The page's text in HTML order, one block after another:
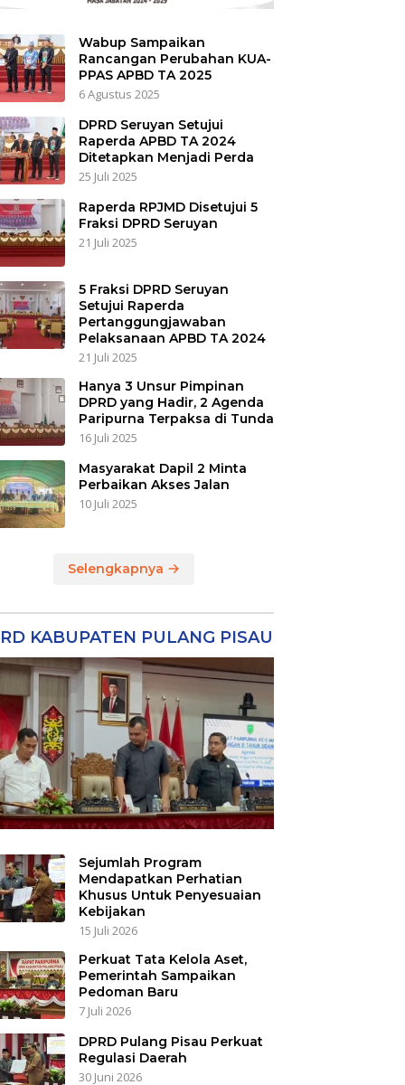
Wabup Sampaikan
Rancangan Perubahan KUA-
PPAS APBD TA 2025
6 Agustus 2025
DPRD Seruyan Setujui
Raperda APBD TA 2024
Ditetapkan Menjadi Perda
25 Juli 2025
Raperda RPJMD Disetujui 5
Fraksi DPRD Seruyan
21 Juli 2025
5 Fraksi DPRD Seruyan
Setujui Raperda
Pertanggungjawaban
Pelaksanaan APBD TA 2024
21 Juli 2025
Hanya 3 Unsur Pimpinan
DPRD yang Hadir, 2 Agenda
Paripurna Terpaksa di Tunda
16 Juli 2025
Masyarakat Dapil 2 Minta
Perbaikan Akses Jalan
10 Juli 2025
Selengkapnya
KABUPATEN PULANG PISAU
Sejumlah Program
Mendapatkan Perhatian
Khusus Untuk Penyesuaian
Kebijakan
15 Juli 2026
Perkuat Tata Kelola Aset,
Pemerintah Sampaikan
Pedoman Baru
7 Juli 2026
DPRD Pulang Pisau Perkuat
Regulasi Daerah
30 Juni 2026